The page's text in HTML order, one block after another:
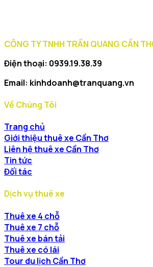
CÔNG TY TNHH TRẦN QUANG CẦN
Điện thoại: 0939.19.38.39
Email: kinhdoanh@tranquang.vn
Về Chúng Tôi
Trang chủ
Giới thiệu thuê xe Cần Thơ
Liên hệ thuê xe Cần Thơ
Tin tức
Đối tác
Dịch vụ thuê xe
Thuê xe 4 chỗ
Thuê xe 7 chỗ
Thuê xe bán tải
Thuê xe có lái
Tour du lịch Cần Thơ